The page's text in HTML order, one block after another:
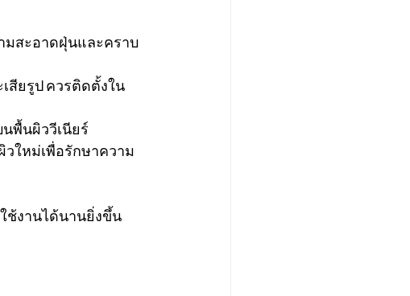
มสะอาดฝุ่นและคราบ
สียรูป ควรติดตั้งใน
พื้นผิววีเนียร์
วใหม่เพื่อรักษาความ
ช้งานได้นานยิ่งขึ้น